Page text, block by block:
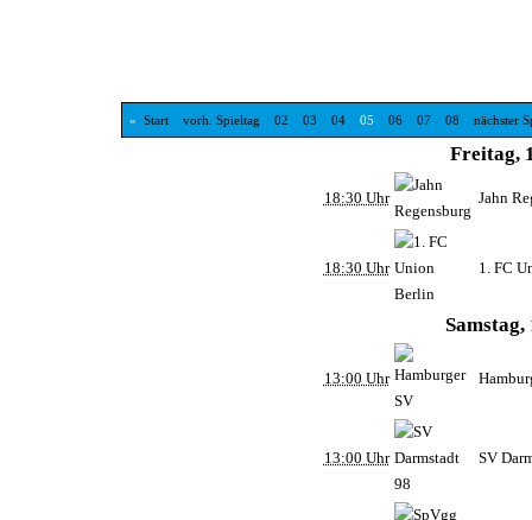
« Start vorh. Spieltag 02 03 0405 06 07 08 nächster
Freitag,
18:30 Uhr Jahn
18:30 Uhr 1. FC
Samstag,
13:00 Uhr
13:00 Uhr SV